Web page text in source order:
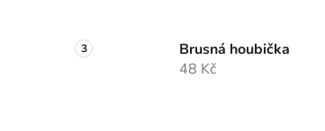
Brusná houbička
48 Kč